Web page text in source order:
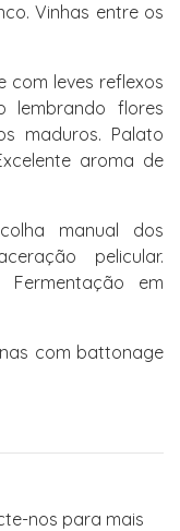
Vinhas entre os
com leves reflexos
lembrando flores
maduros. Palato
aroma de
manual dos
pelicular.
Fermentação em
com battonage
nos para mais